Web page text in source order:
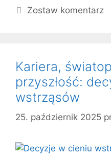
Zostaw komentarz
Kariera,
przyszłość:
wstrząsów
25. październik 2025